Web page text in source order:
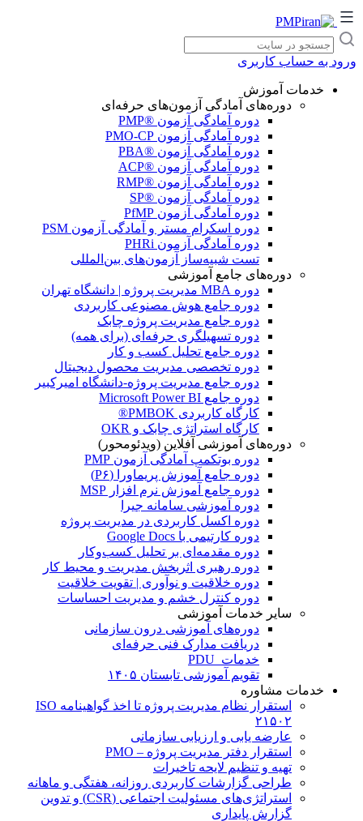
پرش
به
محتوا
جستجو
سایت
ورود به حساب کاربری
خدمات آموزش
دوره‌های آمادگی آزمون‌های حرفه‌ای
دوره آمادگی آزمون ®PMP
دوره آمادگی آزمون PMO-CP
دوره آمادگی آزمون ®PBA
دوره آمادگی آزمون ®ACP
دوره آمادگی آزمون ®RMP
دوره آمادگی آزمون ®SP
دوره آمادگی آزمون PfMP
دوره اسکرام مستر و آمادگی آزمون PSM
دوره آمادگی آزمون PHRi
تست شبیه‌ساز آزمون‌های بین‌المللی
دوره‌های جامع آموزشی
دوره‌ MBA مدیریت پروژه | دانشگاه تهران
دوره جامع هوش مصنوعی کاربردی
دوره جامع مدیریت پروژه چابک
دوره تسهیلگری حرفه‌ای (برای همه)
دوره جامع تحلیل کسب و کار
دوره تخصصی مدیریت محصول دیجیتال
دوره جامع مدیریت پروژه-دانشگاه امیرکبیر
دوره جامع Microsoft Power BI
کارگاه کاربردی PMBOK®
کارگاه استراتژی چابک و OKR
دوره‌های آموزشی آفلاین (ویدئومحور)
دوره بوتکمپ آمادگی آزمون PMP
دوره جامع آموزش پریماورا (P۶)
دوره جامع آموزش نرم افزار MSP
دوره آموزشی سامانه جیرا
دوره اکسل کاربردی در مدیریت پروژه
دوره کارتیمی با Google Docs
دوره مقدمه‌ای بر تحلیل کسب‌وکار
دوره رهبری اثربخش مدیریت و محیط کار
دوره خلاقیت و نوآوری | تقویت خلاقیت
دوره کنترل خشم و مدیریت احساسات
سایر خدمات آموزشی
دوره‌های آموزشی درون سازمانی
دریافت مدارک فنی حرفه‌ای
خدمات PDU
تقویم آموزشی تابستان ۱۴۰۵
خدمات مشاوره
استقرار نظام مدیریت پروژه تا اخذ گواهینامه ISO
۲۱۵۰۲
عارضه یابی و ارزیابی سازمانی
استقرار دفتر مدیریت پروژه – PMO
تهیه و تنظیم لایحه تاخیرات
طراحی گزارشات کاربردی روزانه، هفتگی و ماهانه
استراتژی‌های مسئولیت اجتماعی (CSR) و تدوین
گزارش پایداری